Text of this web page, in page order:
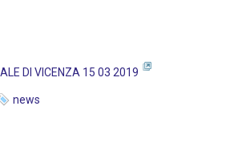
DI VICENZA 15 03 2019
news